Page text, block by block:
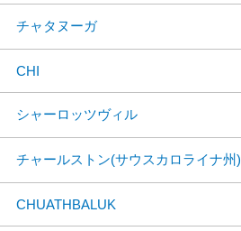
チャタヌーガ
CHI
シャーロッツヴィル
チャールストン(サウスカロライナ州)
CHUATHBALUK